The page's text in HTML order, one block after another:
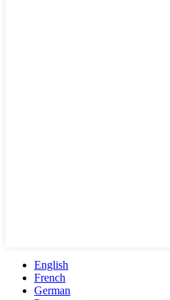
English
French
German